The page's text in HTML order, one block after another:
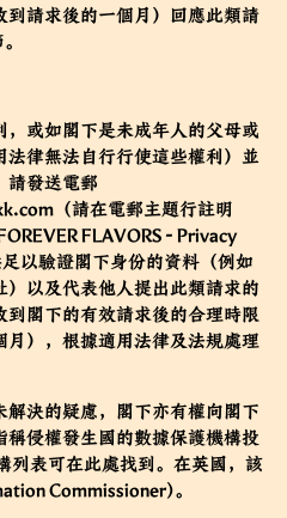
請求後的一個月）回應此類請
或如閣下是未成年人的父母或
律無法自行行使這些權利）並
請發送電郵
（請在電郵主題行註明
FLAVORS - Privacy
以驗證閣下身份的資料（例如
以及代表他人提出此類請求的
閣下的有效請求後的合理時限
），根據適用法律及法規處理
決的疑慮，閣下亦有權向閣下
侵權發生國的數據保護機構投
列表可在此處找到。在英國，該
Commissioner)。